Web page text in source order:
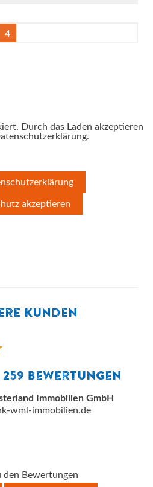
4
Durch das Laden akzeptieren
akzeptieren
Kunden
259 Bewertungen
Immobilien GmbH
wml-immobilien.de
den Bewertungen